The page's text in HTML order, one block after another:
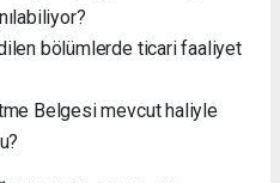
bölümlerde ticari faaliyet
Belgesi mevcut haliyle